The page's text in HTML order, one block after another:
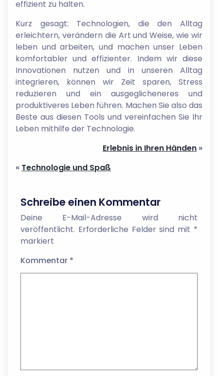
effizient zu halten.
Kurz gesagt: Technologien, die den Alltag
erleichtern, verändern die Art und Weise, wie wir
leben und arbeiten, und machen unser Leben
komfortabler und effizienter. Indem wir diese
Innovationen nutzen und in unseren Alltag
integrieren, können wir Zeit sparen, Stress
reduzieren und ein ausgeglicheneres und
produktiveres Leben führen. Machen Sie also das
Beste aus diesen Tools und vereinfachen Sie Ihr
Leben mithilfe der Technologie.
Erlebnis in Ihren Händen »
« Technologie und Spaß
Schreibe einen Kommentar
Deine E-Mail-Adresse wird nicht
veröffentlicht. Erforderliche Felder sind mit *
markiert
Kommentar *